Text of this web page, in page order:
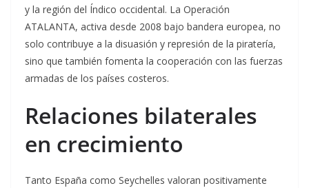
y la región del Índico occidental. La Operación
ATALANTA, activa desde 2008 bajo bandera europea, no
solo contribuye a la disuasión y represión de la piratería,
sino que también fomenta la cooperación con las fuerzas
armadas de los países costeros.
Relaciones bilaterales
en crecimiento
Tanto España como Seychelles valoran positivamente